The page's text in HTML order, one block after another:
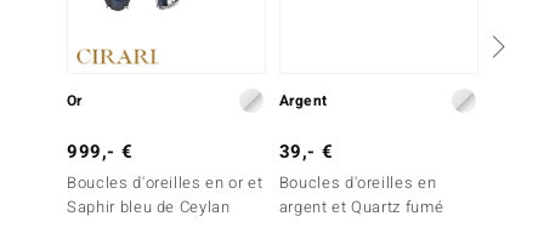
Or
999,- €
Boucles d'oreilles en or et
Saphir bleu de Ceylan
Argent
39,- €
Boucles d'oreilles en
argent et Quartz fumé